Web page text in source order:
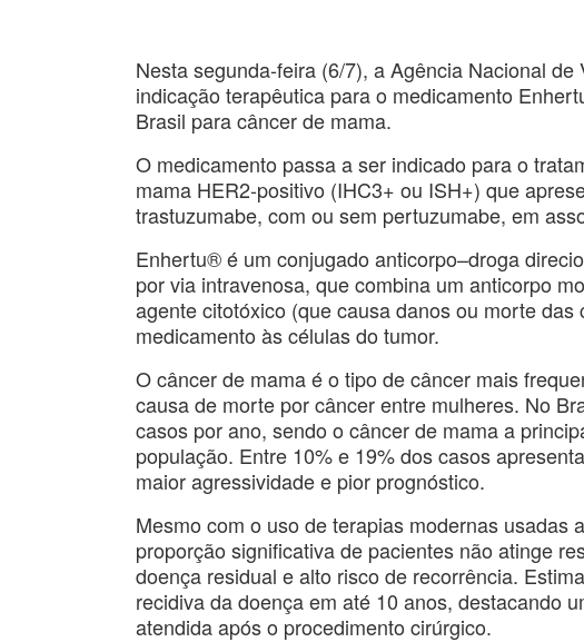
Nesta segunda-feira (6/7), a Agência Nacional
indicação terapêutica para o medicamento
Brasil para câncer de mama.
O medicamento passa a ser indicado para o
mama HER2-positivo (IHC3+ ou ISH+) que
trastuzumabe, com ou sem pertuzumabe, em
Enhertu® é um conjugado anticorpo–droga
por via intravenosa, que combina um anticorpo
agente citotóxico (que causa danos ou morte
medicamento às células do tumor.
O câncer de mama é o tipo de câncer mais
causa de morte por câncer entre mulheres. No
casos por ano, sendo o câncer de mama a
população. Entre 10% e 19% dos casos
maior agressividade e pior prognóstico.
Mesmo com o uso de terapias modernas usadas
proporção significativa de pacientes não atinge
doença residual e alto risco de recorrência.
recidiva da doença em até 10 anos, destacando
atendida após o procedimento cirúrgico.